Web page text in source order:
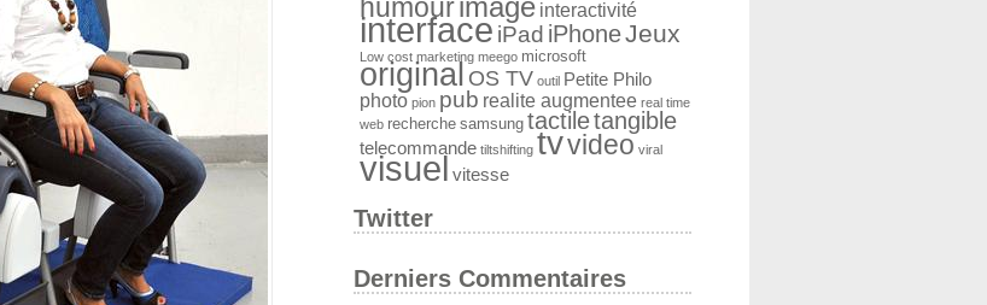
humour interactivité
interface iPad iPhoneJeux
Low cost marketing meego microsoft
original OS TV outil Petite Philo
photo pion pub realite augmentee real time
web recherche samsung tactiletangible
telecommande tiltshifting tvvideo viral
visuel vitesse
Twitter
Derniers Commentaires